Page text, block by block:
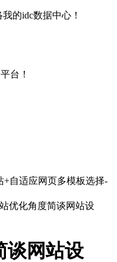
的idc数据中心！
台！
+自适应网页多模板选择-
优化角度简谈网站设
谈网站设